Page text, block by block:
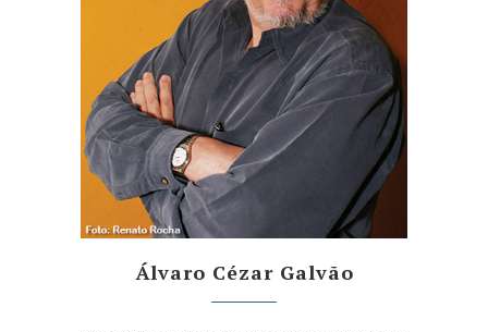
Álvaro Cézar Galvão